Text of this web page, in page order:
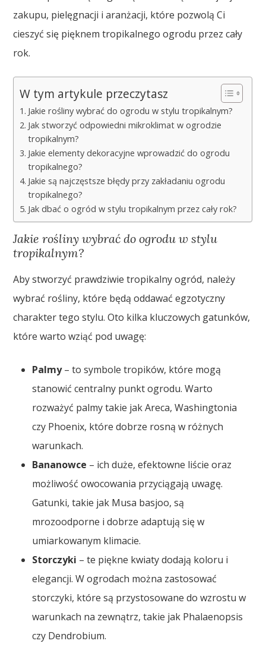
zakupu, pielęgnacji i aranżacji, które pozwolą Ci
cieszyć się pięknem tropikalnego ogrodu przez cały
rok.
W tym artykule przeczytasz
Jakie rośliny wybrać do ogrodu w stylu tropikalnym?
Jak stworzyć odpowiedni mikroklimat w ogrodzie
tropikalnym?
Jakie elementy dekoracyjne wprowadzić do ogrodu
tropikalnego?
Jakie są najczęstsze błędy przy zakładaniu ogrodu
tropikalnego?
Jak dbać o ogród w stylu tropikalnym przez cały rok?
Jakie rośliny wybrać do ogrodu w stylu
tropikalnym?
Aby stworzyć prawdziwie tropikalny ogród, należy
wybrać rośliny, które będą oddawać egzotyczny
charakter tego stylu. Oto kilka kluczowych gatunków,
które warto wziąć pod uwagę:
Palmy– to symbole tropików, które mogą
stanowić centralny punkt ogrodu. Warto
rozważyć palmy takie jak Areca, Washingtonia
czy Phoenix, które dobrze rosną w różnych
warunkach.
Bananowce – ich duże, efektowne liście oraz
możliwość owocowania przyciągają uwagę.
Gatunki, takie jak Musa basjoo, są
mrozoodporne i dobrze adaptują się w
umiarkowanym klimacie.
Storczyki – te piękne kwiaty dodają koloru i
elegancji. W ogrodach można zastosować
storczyki, które są przystosowane do wzrostu w
warunkach na zewnątrz, takie jak Phalaenopsis
czy Dendrobium.